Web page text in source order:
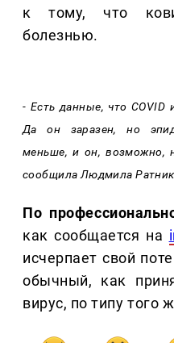
к тому, что
болезнью.
- Есть данные, что CОVID
Да он заразен, но
меньше, и он, возможно,
сообщила Людмила
По
как сообщается на
исчерпает свой
обычный, как
вирус, по типу того